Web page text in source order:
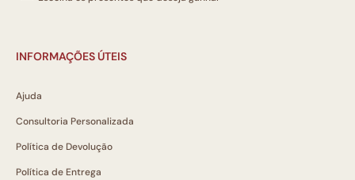
INFORMAÇÕES ÚTEIS
Ajuda
Consultoria Personalizada
Política de Devolução
Política de Entrega